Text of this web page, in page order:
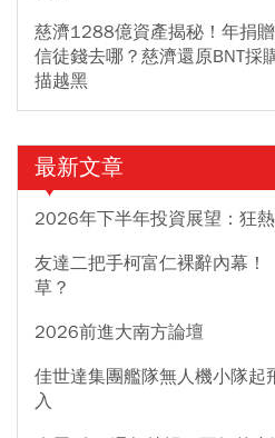
慈濟1288億資產揭秘！年捐
信徒錢去哪？慈濟還原BNT採
描越黑
最新文章
2026年下半年投資展望：狂
友達二把手柯富仁裸辭內幕！
草？
2026前進大南方論壇
佳世達集團艦隊無人機小隊起
入